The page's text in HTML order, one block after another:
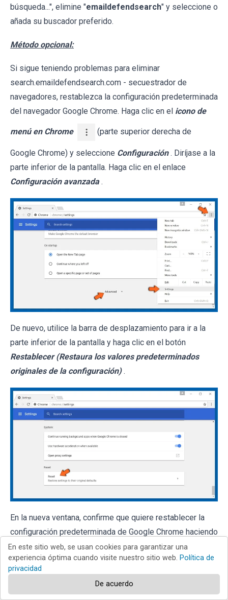
búsqueda...", elimine "emaildefendsearch" y seleccione o
añada su buscador preferido.
Método opcional:
Si sigue teniendo problemas para eliminar
search.emaildefendsearch.com - secuestrador de
navegadores, restablezca la configuración predeterminada
del navegador Google Chrome. Haga clic en el icono de
menú en Chrome (parte superior derecha de
Google Chrome) y seleccione Configuración . Diríjase a la
parte inferior de la pantalla. Haga clic en el enlace
Configuración avanzada .
De nuevo, utilice la barra de desplazamiento para ir a la
parte inferior de la pantalla y haga clic en el botón
Restablecer (Restaura los valores predeterminados
originales de la configuración) .
En la nueva ventana, confirme que quiere restablecer la
configuración predeterminada de Google Chrome haciendo
clic en el botón Restablecer .
En este sitio web, se usan cookies para garantizar una
experiencia óptima cuando visite nuestro sitio web. Política de
privacidad
De acuerdo